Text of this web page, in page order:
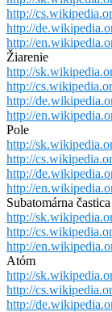
http://
http://
http://
Žiarenie
http://
http://
http://
http://
Pole
http://
http://
http://
http://
Subatomárna častica
http://
http://
http://
Atóm
http://
http://
http://